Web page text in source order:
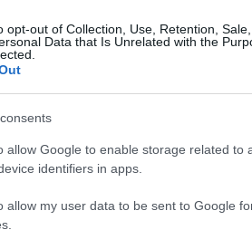
opt-out of Collection, Use, Retention,
Data that Is Unrelated with the
allow Google to enable storage related to
identifiers in apps.
allow my user data to be sent to Google
(Thiam, 71.), Antonov (Vadnai,
R. 62.)
2 (Zsótér 59., Katona 90.)
K. 90.), Szabó A. (Iyinbor 75.),
46.), Vágó, Meszhi (Lukács D. 55.)
3 (Makowski 56., 58., Ilievski 66.)
Széles (Jovicic, 70.) – R. Stefan,